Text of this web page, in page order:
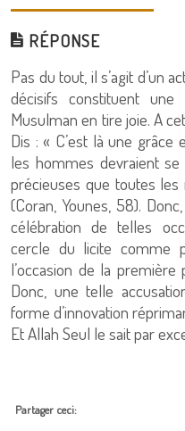
RÉPONSE
Pas du tout, il s’agit d’un
décisifs constituent
Musulman en tire joie. A
Dis : « C’est là une
les hommes devraient
précieuses que toutes les
(Coran, Younes, 58).
célébration de telles
cercle du licite comme
l’occasion de la première
Donc, une telle
forme d’innovation
Et Allah Seul le sait par
Partager ceci: